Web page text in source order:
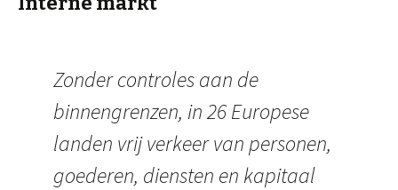
Zonder controles aan de
binnengrenzen, in 26 Europese
landen vrij verkeer van personen,
goederen, diensten en kapitaal